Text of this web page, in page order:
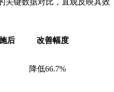
后 改善幅度
降低66.7%